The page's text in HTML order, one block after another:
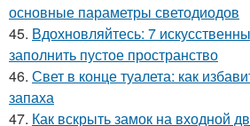
основные параметры светодиодов
45. Вдохновляйтесь: 7
заполнить пустое пространство
46. Свет в конце туалета: как
запаха
47. Как вскрыть замок на входной